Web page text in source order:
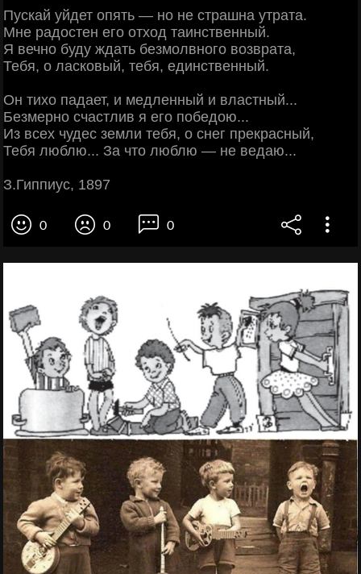
Пускай уйдет опять — но не страшна утрата.
Мне радостен его отход таинственный.
Я вечно буду ждать безмолвного возврата,
Тебя, о ласковый, тебя, единственный.
Он тихо падает, и медленный и властный...
Безмерно счастлив я его победою...
Из всех чудес земли тебя, о снег прекрасный,
Тебя люблю... За что люблю — не ведаю...
З.Гиппиус, 1897
0 0 0